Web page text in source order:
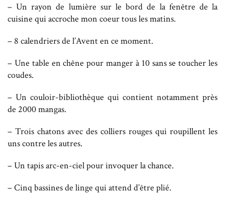
– Un rayon de lumière sur le bord de la fenêtre de la
cuisine qui accroche mon coeur tous les matins.
– 8 calendriers de l’Avent en ce moment.
– Une table en chêne pour manger à 10 sans se toucher les
coudes.
– Un couloir-bibliothèque qui contient notamment près
de 2000 mangas.
– Trois chatons avec des colliers rouges qui roupillent les
uns contre les autres.
– Un tapis arc-en-ciel pour invoquer la chance.
– Cinq bassines de linge qui attend d’être plié.